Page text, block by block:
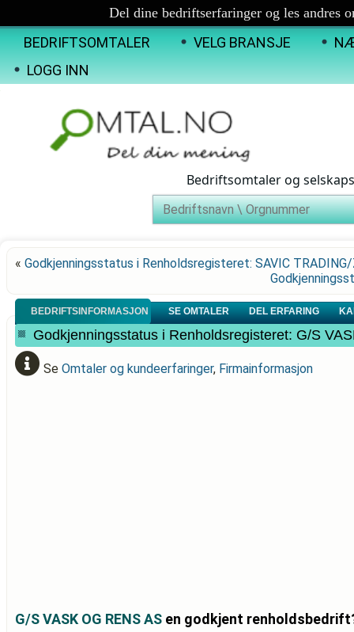
Del dine bedriftserfaringer og les andres
BEDRIFTSOMTALER VELG BRANSJE
LOGG INN
Bedriftsomtaler og
« Godkjenningsstatus i Renholdsregisteret: SAVIC
BEDRIFTSINFORMASJON SE OMTALER DEL ERFARING
Godkjenningsstatus i Renholdsregisteret: G/S
Se Omtaler og kundeerfaringer, Firmainformasjon
G/S VASK OG RENS AS en godkjent